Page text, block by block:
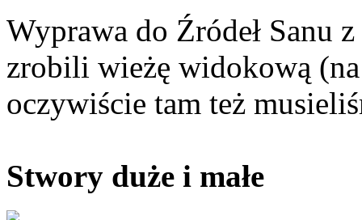
Wyprawa do Źródeł Sanu
zrobili wieżę widokową
oczywiście tam też
Stwory duże i małe